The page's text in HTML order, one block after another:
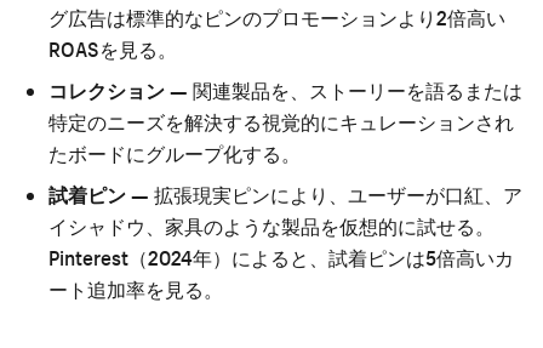
グ広告は標準的なピンのプロモーションより2倍高い
ROASを見る。
コレクション— 関連製品を、ストーリーを語るまたは
特定のニーズを解決する視覚的にキュレーションされ
たボードにグループ化する。
試着ピン— 拡張現実ピンにより、ユーザーが口紅、ア
イシャドウ、家具のような製品を仮想的に試せる。
Pinterest（2024年）によると、試着ピンは5倍高いカ
ート追加率を見る。